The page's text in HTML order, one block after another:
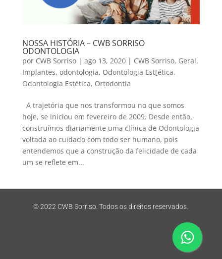
NOSSA HISTÓRIA – CWB SORRISO
ODONTOLOGIA
por CWB Sorriso| ago 13, 2020| CWB Sorriso, Geral,
Implantes, odontologia, Odontologia Est[ética,
Odontologia Estética, Ortodontia
A trajetória que nos transformou no que somos
hoje, se iniciou em fevereiro de 2009. Desde então,
construímos diariamente uma clínica de Odontologia
voltada ao cuidado com todo ser humano, pois
entendemos que a construção da felicidade de cada
um se reflete em...
© 2022 CWB Sorriso. Todos os direitos reservados.